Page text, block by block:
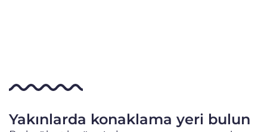
Yakınlarda konaklama yeri bulun